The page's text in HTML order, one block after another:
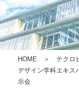
HOME ＞ テクロ
デザイン学科エキス
示会